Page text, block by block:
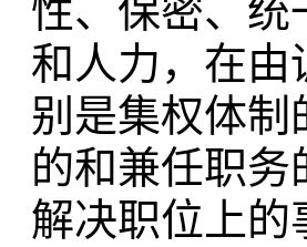
性、保密、统
和人力，在由
别是集权体制
的和兼任职务
解决职位上的